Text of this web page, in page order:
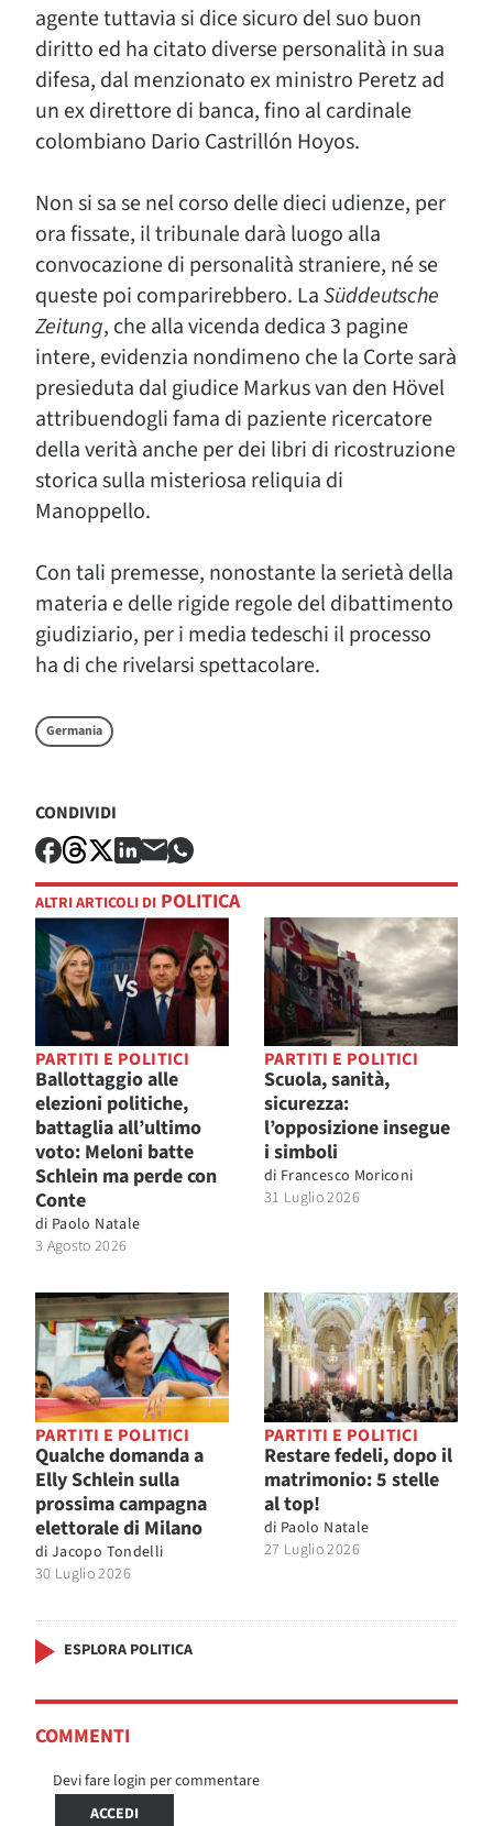
agente tuttavia si dice sicuro del suo buon
diritto ed ha citato diverse personalità in sua
difesa, dal menzionato ex ministro Peretz ad
un ex direttore di banca, fino al cardinale
colombiano Dario Castrillón Hoyos.
Non si sa se nel corso delle dieci udienze, per
ora fissate, il tribunale darà luogo alla
convocazione di personalità straniere, né se
queste poi comparirebbero. LaSüddeutsche
Zeitung, che alla vicenda dedica 3 pagine
intere, evidenzia nondimeno che la Corte sarà
presieduta dal giudice Markus van den Hövel
attribuendogli fama di paziente ricercatore
della verità anche per dei libri di ricostruzione
storica sulla misteriosa reliquia di
Manoppello.
Con tali premesse, nonostante la serietà della
materia e delle rigide regole del dibattimento
giudiziario, per i media tedeschi il processo
ha di che rivelarsi spettacolare.
Germania
CONDIVIDI
ALTRI ARTICOLI DI POLITICA
PARTITI E POLITICI
Ballottaggio alle
elezioni politiche,
battaglia all’ultimo
voto: Meloni batte
Schlein ma perde con
Conte
di Paolo Natale
3 Agosto 2026
PARTITI E POLITICI
Scuola, sanità,
sicurezza:
l’opposizione insegue
i simboli
di Francesco Moriconi
31 Luglio 2026
PARTITI E POLITICI
Qualche domanda a
Elly Schlein sulla
prossima campagna
elettorale di Milano
di Jacopo Tondelli
30 Luglio 2026
PARTITI E POLITICI
Restare fedeli, dopo il
matrimonio: 5 stelle
al top!
di Paolo Natale
27 Luglio 2026
ESPLORA POLITICA
COMMENTI
Devi fare login per commentare
ACCEDI